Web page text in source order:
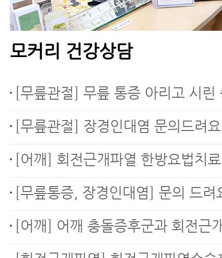
모커리 건강상담
[무릎관절] 무릎 통증 아리고 시린
[무릎관절] 장경인대염 문의드려
[어깨] 회전근개파열 한방요법치
[무릎통증, 장경인대염] 문의 드려
[어깨] 어깨 충돌증후군과 회전근